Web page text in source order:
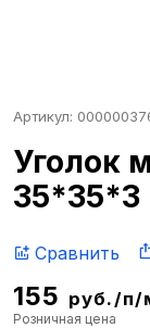
Артикул:
Уголок
35*35*3
Сравнить
155 руб./п/
Розничная цена